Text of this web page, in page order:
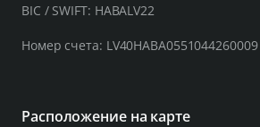
BIC / SWIFT: HABALV22
Номер счета: LV40HABA0551044260009
Расположение на карте